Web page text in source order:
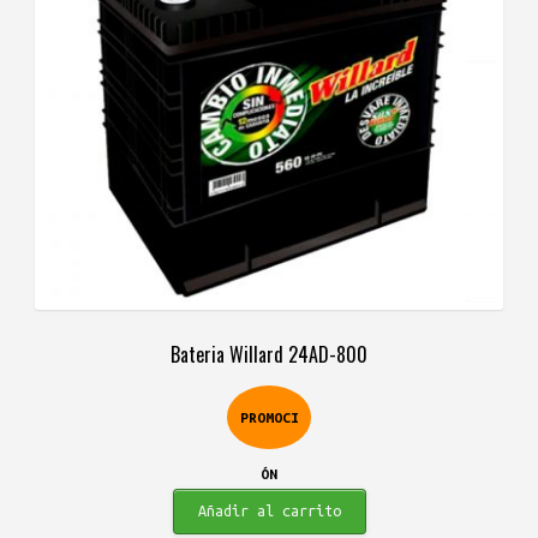
Bateria Willard 24AD-800
PROMOCI
ÓN
$634.900.
Añadir al carrito